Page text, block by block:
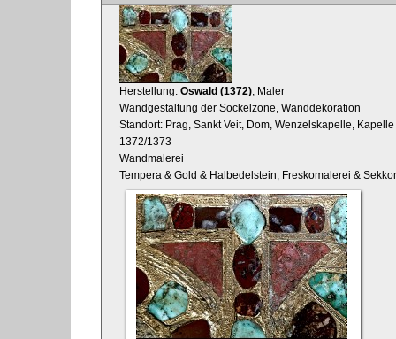
Herstellung: Oswald (1372) , Maler
Wandgestaltung der Sockelzone, Wanddekoration
Standort: Prag, Sankt Veit, Dom, Wenzelskapelle, Kapelle
1372/1373
Wandmalerei
Tempera & Gold & Halbedelstein, Freskomalerei &